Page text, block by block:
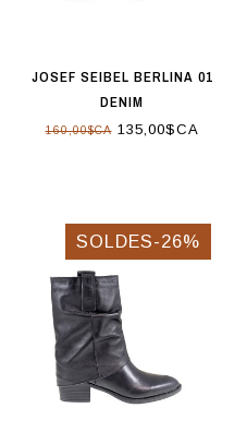
JOSEF SEIBEL BERLINA 01
DENIM
160,00$CA135,00$CA
SOLDES-26%